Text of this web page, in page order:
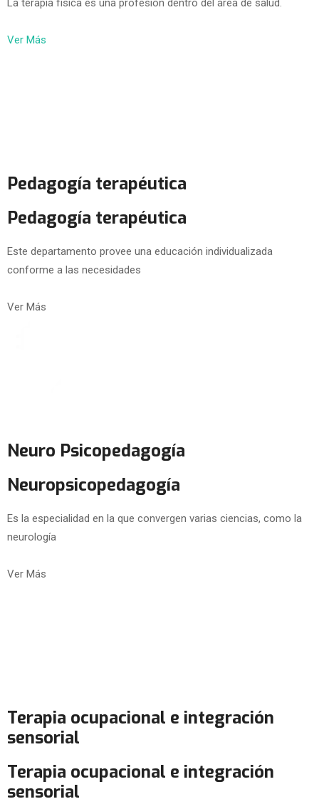
La terapia física es una profesión dentro del área de salud.
Ver Más
Pedagogía terapéutica
Pedagogía terapéutica
Este departamento provee una educación individualizada
conforme a las necesidades
Ver Más
Neuro Psicopedagogía
Neuropsicopedagogía
Es la especialidad en la que convergen varias ciencias, como la
neurología
Ver Más
Terapia ocupacional e integración
sensorial
Terapia ocupacional e integración
sensorial